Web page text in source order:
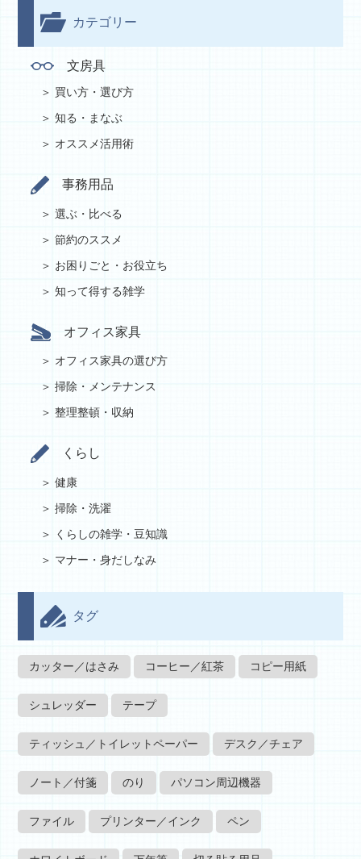
カテゴリー
文房具
買い方・選び方
知る・まなぶ
オススメ活用術
事務用品
選ぶ・比べる
節約のススメ
お困りごと・お役立ち
知って得する雑学
オフィス家具
オフィス家具の選び方
掃除・メンテナンス
整理整頓・収納
くらし
健康
掃除・洗濯
くらしの雑学・豆知識
マナー・身だしなみ
タグ
カッター／はさみ コーヒー／紅茶 コピー用紙
シュレッダー テープ
ティッシュ／トイレットペーパー デスク／チェア
ノート／付箋 のり パソコン周辺機器
ファイル プリンター／インク ペン